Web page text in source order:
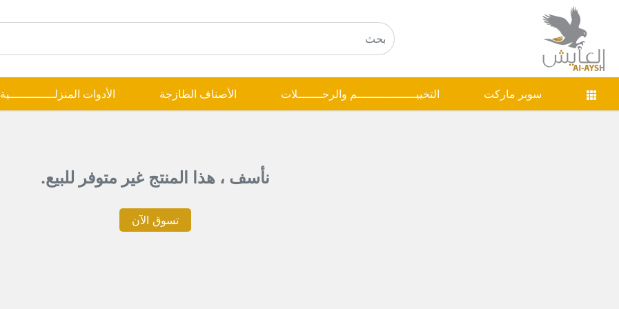
سوبر ماركت التخييـــــــــــــــــم والرحـــــــلات الأصناف الطازجة الأدوات المنزلـــــــــــــية
نأسف ، هذا المنتج غير متوفر للبيع.
تسوق الآن